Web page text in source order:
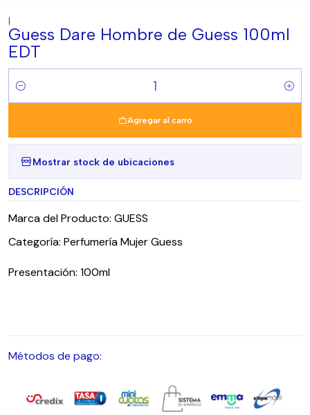
|
Guess Dare Hombre de Guess 100ml
EDT
Cantidad
Agregar al carro
Mostrar stock de ubicaciones
DESCRIPCIÓN
Marca del Producto: GUESS
Categoría: Perfumería Mujer Guess
Presentación: 100ml
Métodos de pago: